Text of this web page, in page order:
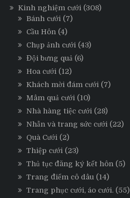
Kinh nghiệm cưới (308)
Bánh cưới (7)
Cầu Hôn (4)
Chụp ảnh cưới (43)
Đội bưng quả (6)
Hoa cưới (12)
Khách mời đám cưới (7)
Mâm quả cưới (10)
Nhà hàng tiệc cưới (28)
Nhẫn và trang sức cưới (22)
Quà Cưới (2)
Thiệp cưới (23)
Thủ tục đăng ký kết hôn (5)
Trang điểm cô dâu (14)
Trang phục cưới, áo cưới. (55)